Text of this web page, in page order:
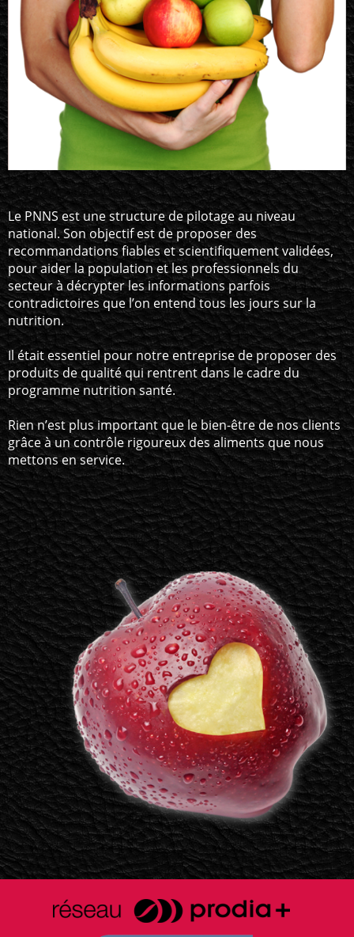
Un gage de qualité
Le PNNS est une structure de pilotage au niveau
national. Son objectif est de proposer des
recommandations fiables et scientifiquement validées,
pour aider la population et les professionnels du
secteur à décrypter les informations parfois
contradictoires que l’on entend tous les jours sur la
nutrition.
Il était essentiel pour notre entreprise de proposer des
produits de qualité qui rentrent dans le cadre du
programme nutrition santé.
Rien n’est plus important que le bien-être de nos clients
grâce à un contrôle rigoureux des aliments que nous
mettons en service.